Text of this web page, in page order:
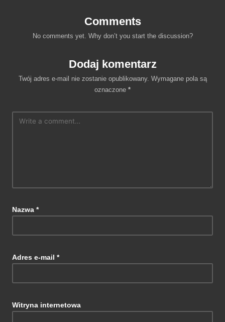
Comments
No comments yet. Why don’t you start the discussion?
Dodaj komentarz
Twój adres e-mail nie zostanie opublikowany. Wymagane pola są
oznaczone *
Nazwa *
Adres e-mail *
Witryna internetowa